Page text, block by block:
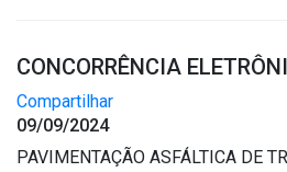
CONCORRÊNCIA
Compartilhar
09/09/2024
PAVIMENTAÇÃO ASFÁLTICA DE